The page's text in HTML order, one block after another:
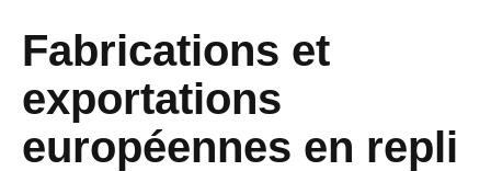
Fabrications et
exportations
européennes en repli